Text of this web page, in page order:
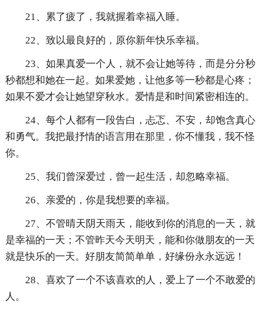
21、累了疲了，我就握着幸福入睡。
22、致以最良好的，原你新年快乐幸福。
23、如果真爱一个人，就不会让她等待，而是分分秒
秒都想和她在一起。如果爱她，让他多等一秒都是心疼；
如果不爱才会让她望穿秋水。爱情是和时间紧密相连的。
24、每个人都有一段告白，忐忑、不安，却饱含真心
和勇气。我把最抒情的语言用在那里，你不懂我，我不怪
你。
25、我们曾深爱过，曾一起生活，却忽略幸福。
26、亲爱的，你是我想要的幸福。
27、不管晴天阴天雨天，能收到你的消息的一天，就
是幸福的一天；不管昨天今天明天，能和你做朋友的一天
就是快乐的一天。好朋友简简单单，好缘份永永远远！
28、喜欢了一个不该喜欢的人，爱上了一个不敢爱的
人。